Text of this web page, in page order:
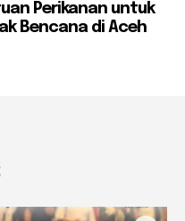
Perikanan untuk
Bencana di Aceh